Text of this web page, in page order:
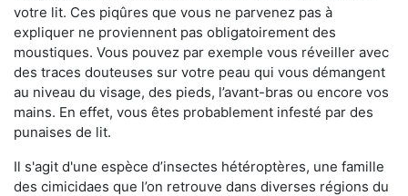
votre lit. Ces piqûres que vous ne parvenez pas à
expliquer ne proviennent pas obligatoirement des
moustiques. Vous pouvez par exemple vous réveiller avec
des traces douteuses sur votre peau qui vous démangent
au niveau du visage, des pieds, l’avant-bras ou encore vos
mains. En effet, vous êtes probablement infesté par des
punaises de lit.
Il s'agit d'une espèce d’insectes hétéroptères, une famille
des cimicidaes que l’on retrouve dans diverses régions du